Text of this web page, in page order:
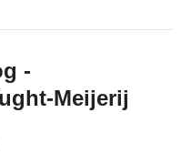
-
Meijerij